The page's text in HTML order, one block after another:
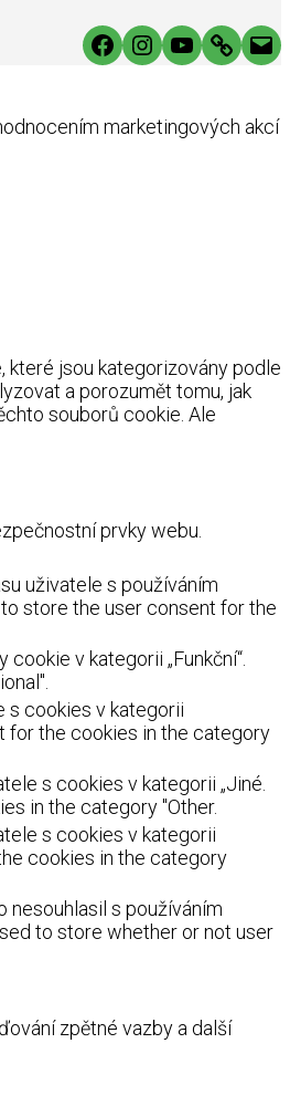
Facebook
Instagram
YouTube
Link
marketingových akcí
které jsou kategorizovány podle
a porozumět tomu, jak
souborů cookie. Ale
prvky webu.
uživatele s používáním
store the user consent for the
v kategorii „Funkční“.
s cookies v kategorii
for the cookies in the category
s cookies v kategorii „Jiné.
in the category "Other.
s cookies v kategorii
cookies in the category
nesouhlasil s používáním
to store whether or not user
zpětné vazby a další